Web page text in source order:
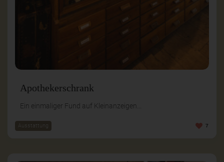
Apothekerschrank
Ein einmaliger Fund auf Kleinanzeigen...
Ausstattung 7